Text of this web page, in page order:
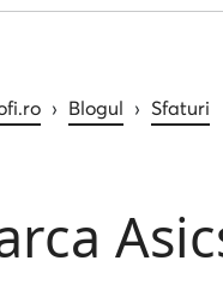
› Blogul › Sfaturi